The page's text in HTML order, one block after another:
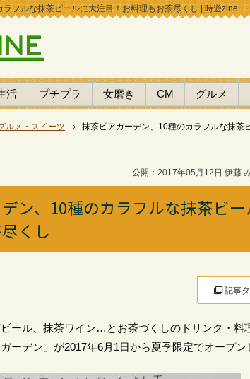
フルな抹茶ビールに大注目！お料理もお茶尽くし | 時遊zine
活 プチプラ 女磨き CM グルメ
ルメ・スイーツ 抹茶ビアガーデン、10種のカラフルな抹茶
公開：2017年05月12日 伊藤
ン、10種のカラフルな抹茶ビー
くし
記事
ール、抹茶ワイン…とお茶づくしのドリンク・料
ーデン」が2017年6月1日から夏季限定でオープン